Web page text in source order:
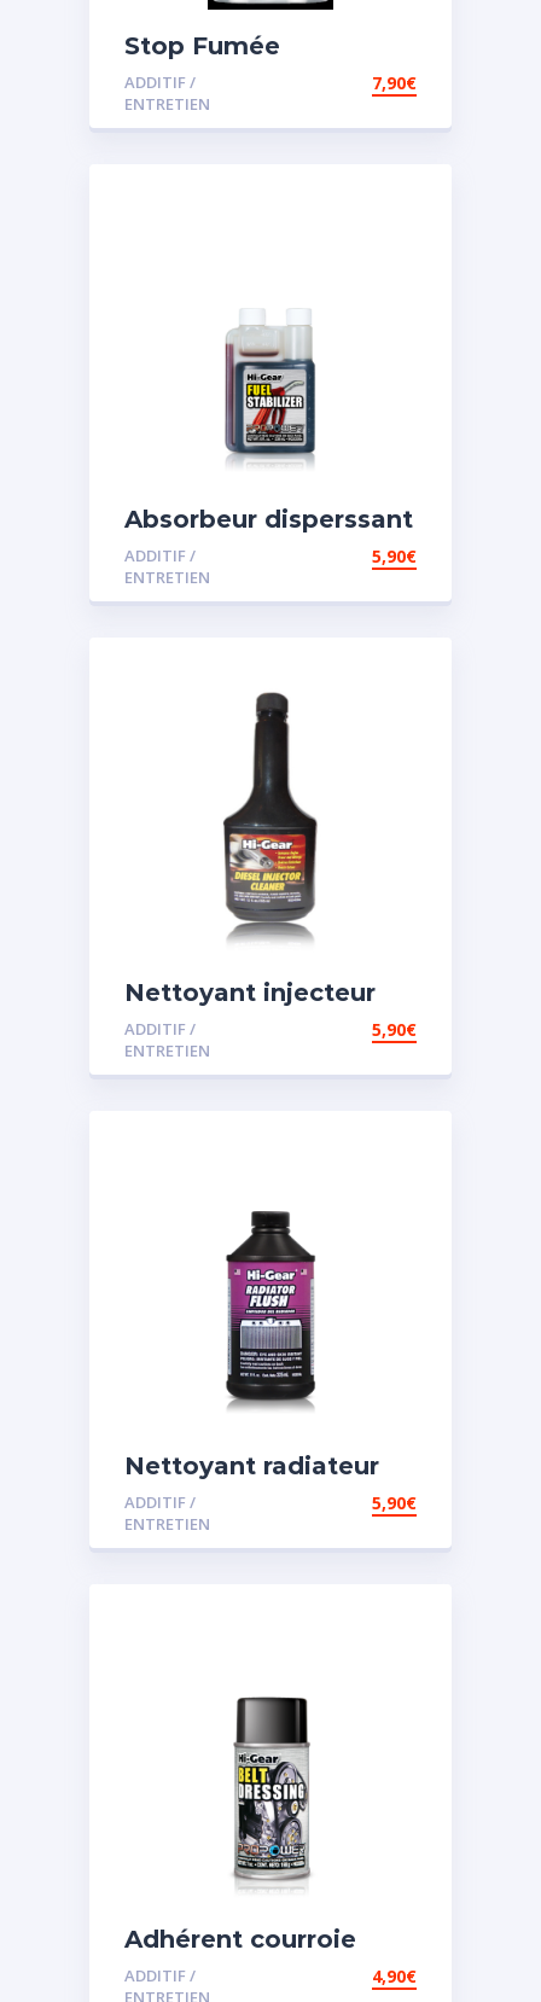
Stop Fumée
ADDITIF /
ENTRETIEN
7,90€
Absorbeur disperssant
d’eau pour carburant
ADDITIF /
ENTRETIEN
5,90€
Nettoyant injecteur
diesel
ADDITIF /
ENTRETIEN
5,90€
Nettoyant radiateur
ADDITIF /
ENTRETIEN
5,90€
Adhérent courroie
ADDITIF /
ENTRETIEN
4,90€